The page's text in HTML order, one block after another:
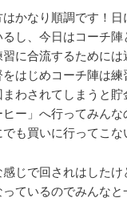
はかなり順調です！
るし、今日はコーチ陣
に合流するためには
をはじめコーチ陣は
まわされてしまうと
ヒー」へ行ってみん
も買いに行ってこな
感じで回されはした
っているのでみんな